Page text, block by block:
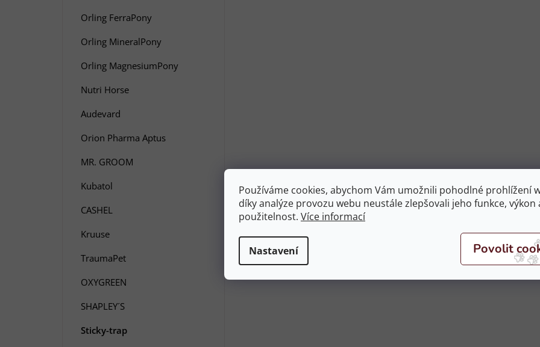
Používáme cookies, abychom Vám umožnili pohodlné prohlížení
díky analýze provozu webu neustále zlepšovali jeho funkce, výkon
použitelnost. Více informací
Nastavení
Orling FerraPony
Orling MineralPony
Orling MagnesiumPony
Nutri Horse
Audevard
Orion Pharma Aptus
MR. GROOM
Kubatol
CASHEL
Kruuse
TraumaPet
OXYGREEN
SHAPLEY´S
Sticky-trap